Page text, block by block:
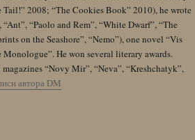
2008; “The Cookies Book” 2010), he wrote
“Paolo and Rem”, “White Dwarf”, “The
on the Seashore”, “Nemo”), one novel “Vis
He won several literary awards.
“Novy Mir”, “Neva”, “Kreshchatyk”,
автора DM